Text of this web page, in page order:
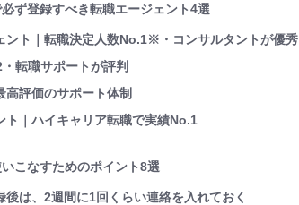
ず登録すべき転職エージェント4選
ント｜転職決定人数No.1※・コンサルタントが優秀
転職サポートが評判
高評価のサポート体制
ト｜ハイキャリア転職で実績No.1
こなすためのポイント8選
後は、2週間に1回くらい連絡を入れておく